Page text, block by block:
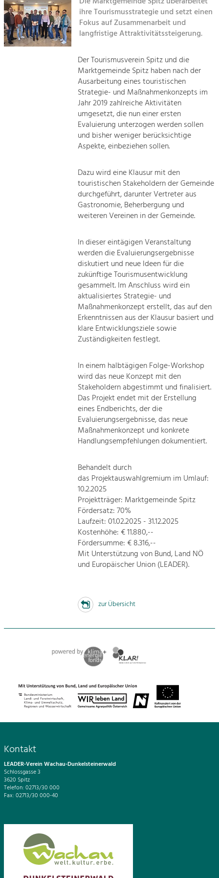
Sitemap
Kontakt
Tourismus
Angebotsentwicklung und
Positionierung.
Kunst & Kultur
Handwerk, Wissenschaft und Forschung.
Soziales, Bildung &
Gleichberechtigung, Jugend und
Mobilität & Energie
erneuerbare Energie
Steigerung regionaler Wertschöpfung
ihre Tourismusstrategie und setzt einen
Fokus auf Zusammenarbeit und
langfristige Attraktivitätssteigerung.
Der Tourismusverein Spitz und die
Marktgemeinde Spitz haben nach der
Ausarbeitung eines touristischen
Strategie- und Maßnahmenkonzepts im
Jahr 2019 zahlreiche Aktivitäten
umgesetzt, die nun einer ersten
Evaluierung unterzogen werden sollen
und bisher weniger berücksichtige
Aspekte, einbeziehen sollen.
Dazu wird eine Klausur mit den
touristischen Stakeholdern der Gemeinde
durchgeführt, darunter Vertreter aus
Gastronomie, Beherbergung und
weiteren Vereinen in der Gemeinde.
In dieser eintägigen Veranstaltung
werden die Evaluierungsergebnisse
diskutiert und neue Ideen für die
zukünftige Tourismusentwicklung
gesammelt. Im Anschluss wird ein
aktualisiertes Strategie- und
Maßnahmenkonzept erstellt, das auf den
Erkenntnissen aus der Klausur basiert und
klare Entwicklungsziele sowie
Zuständigkeiten festlegt.
In einem halbtägigen Folge-Workshop
wird das neue Konzept mit den
Stakeholdern abgestimmt und finalisiert.
Das Projekt endet mit der Erstellung
eines Endberichts, der die
Evaluierungsergebnisse, das neue
Maßnahmenkonzept und konkrete
Handlungsempfehlungen dokumentiert.
Behandelt durch
das Projektauswahlgremium im Umlauf:
10.2.2025
Projektträger: Marktgemeinde Spitz
Fördersatz: 70%
Laufzeit: 01.02.2025 - 31.12.2025
Kostenhöhe: € 11.880,--
Fördersumme: € 8.316,--
Mit Unterstützung von Bund, Land NÖ
und Europäischer Union (LEADER).
zur Übersicht
Kontakt
LEADER-Verein Wachau-Dunkelsteinerwald
Schlossgasse 3
3620 Spitz
Telefon: 02713/30 000
Fax: 02713/30 000-40